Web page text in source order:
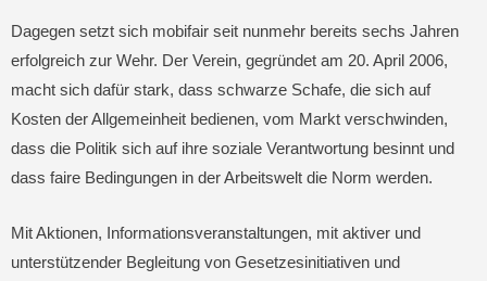
Dagegen setzt sich mobifair seit nunmehr bereits sechs Jahren
erfolgreich zur Wehr. Der Verein, gegründet am 20. April 2006,
macht sich dafür stark, dass schwarze Schafe, die sich auf
Kosten der Allgemeinheit bedienen, vom Markt verschwinden,
dass die Politik sich auf ihre soziale Verantwortung besinnt und
dass faire Bedingungen in der Arbeitswelt die Norm werden.
Mit Aktionen, Informationsveranstaltungen, mit aktiver und
unterstützender Begleitung von Gesetzesinitiativen und